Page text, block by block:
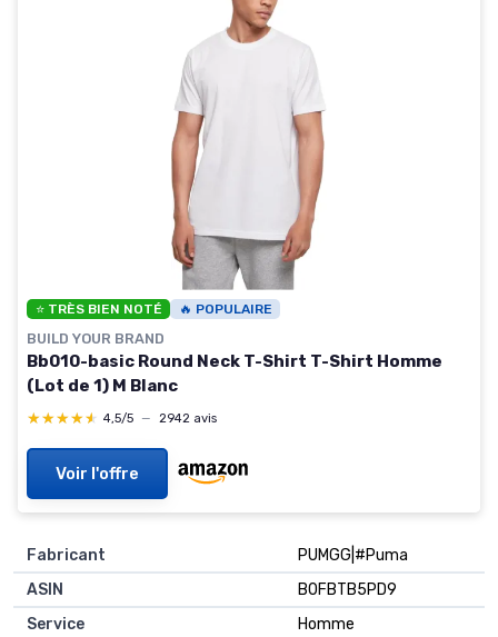
⭐ TRÈS BIEN NOTÉ 🔥 POPULAIRE
BUILD YOUR BRAND
Bb010-basic Round Neck T-Shirt T-Shirt Homme
(Lot de 1) M Blanc
★★★★★
★★★★★ 4,5/5 — 2942 avis
Voir l'offre
Fabricant
PUMGG|#Puma
ASIN
B0FBTB5PD9
Service
Homme